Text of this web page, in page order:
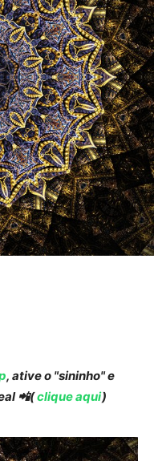
, ative o "sininho" e
📲(clique aqui)